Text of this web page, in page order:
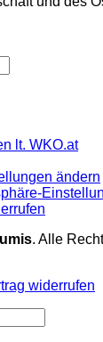
lt. WKO.at
ändern
. Alle
widerrufen